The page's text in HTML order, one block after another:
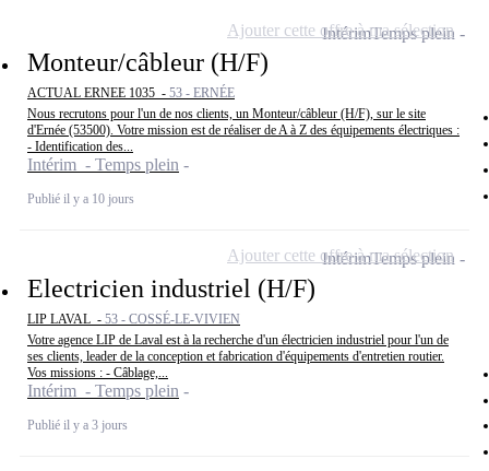
Monteur/câbleur (H/F)
ACTUAL ERNEE 1035 - 53 - ERNÉE
Nous recrutons pour l'un de nos clients, un Monteur/câbleur (H/F), sur le site
d'Ernée (53500). Votre mission est de réaliser de A à Z des équipements électriques :
- Identification des...
Intérim - Temps plein
Publié il y a 10 jours
IntérimTemps plein
Ajouter cette offre à ma sélection
Electricien industriel (H/F)
LIP LAVAL - 53 - COSSÉ-LE-VIVIEN
Votre agence LIP de Laval est à la recherche d'un électricien industriel pour l'un de
ses clients, leader de la conception et fabrication d'équipements d'entretien routier.
Vos missions : - Câblage,...
Intérim - Temps plein
Publié il y a 3 jours
IntérimTemps plein
Ajouter cette offre à ma sélection